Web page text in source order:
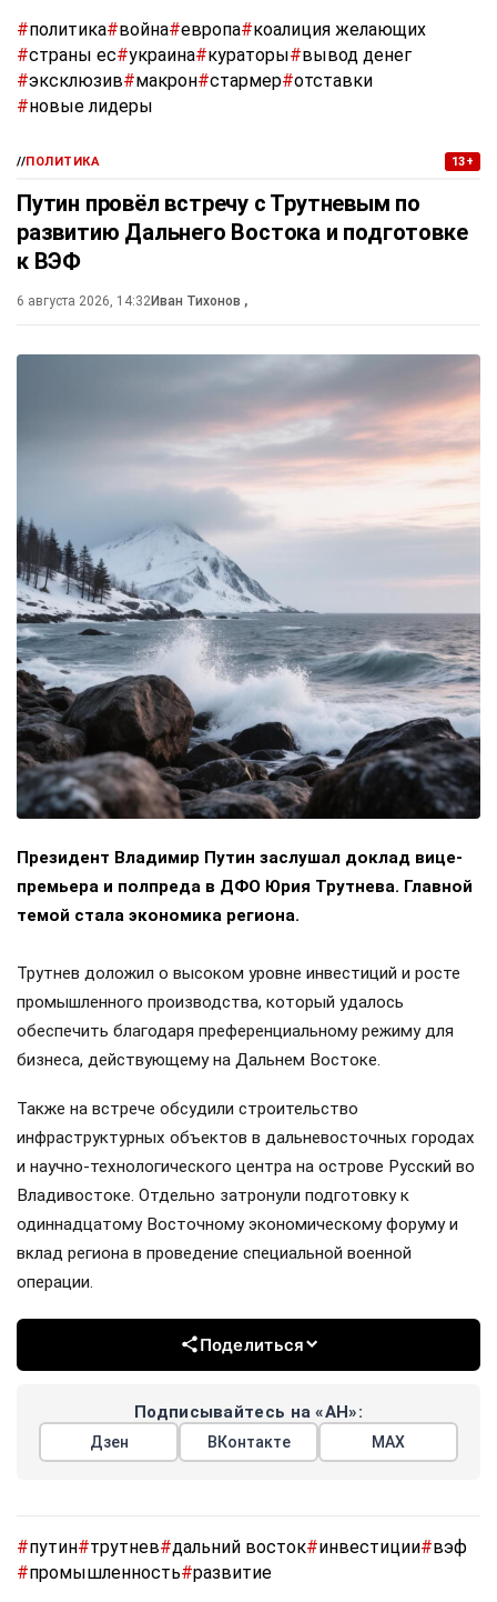
#политика#война#европа#коалиция желающих
#страны ес#украина#кураторы#вывод денег
#эксклюзив#макрон#стармер#отставки
#новые лидеры
//ПОЛИТИКА 13+
Путин провёл встречу с Трутневым по
развитию Дальнего Востока и подготовке
к ВЭФ
6 августа 2026, 14:32Иван Тихонов ,
Президент Владимир Путин заслушал доклад вице-
премьера и полпреда в ДФО Юрия Трутнева. Главной
темой стала экономика региона.
Трутнев доложил о высоком уровне инвестиций и росте
промышленного производства, который удалось
обеспечить благодаря преференциальному режиму для
бизнеса, действующему на Дальнем Востоке.
Также на встрече обсудили строительство
инфраструктурных объектов в дальневосточных городах
и научно-технологического центра на острове Русский во
Владивостоке. Отдельно затронули подготовку к
одиннадцатому Восточному экономическому форуму и
вклад региона в проведение специальной военной
операции.
Поделиться
Подписывайтесь на «АН»:
Дзен ВКонтакте МАХ
#путин#трутнев#дальний восток#инвестиции#вэф
#промышленность#развитие